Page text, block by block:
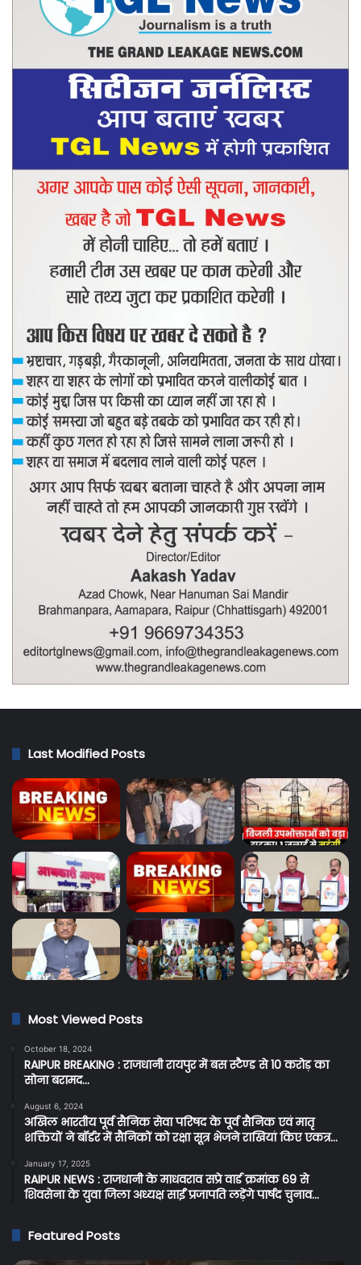
Last Modified Posts
Most Viewed Posts
October 18, 2024
RAIPUR BREAKING : राजधानी रायपुर में बस स्टैण्ड से 10 करोड़ का
सोना बरामद…
August 6, 2024
अखिल भारतीय पूर्व सैनिक सेवा परिषद के पूर्व सैनिक एवं मातृ
शक्तियों ने बॉर्डर में सैनिकों को रक्षा सूत्र भेजने राखियां किए एकत्र…
January 17, 2025
RAIPUR NEWS : राजधानी के माधवराव सप्रे वार्ड क्रमांक 69 से
शिवसेना के युवा जिला अध्यक्ष साईं प्रजापति लड़ेंगे पार्षद चुनाव…
Featured Posts